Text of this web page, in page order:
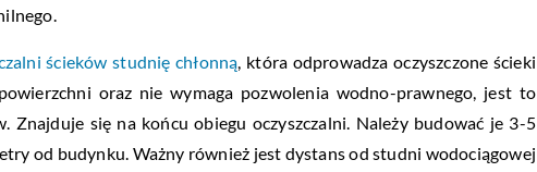
ścieków studnię chłonną, która odprowadza oczyszczone ścieki
oraz nie wymaga pozwolenia wodno-prawnego, jest to
Znajduje się na końcu obiegu oczyszczalni. Należy budować je 3-5
od budynku. Ważny również jest dystans od studni wodociągowej